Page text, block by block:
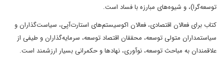
توسعه‌گرا)، و شیوه‌های مبارزه با فساد است.
کتاب برای فعالان اقتصادی، فعالان اکوسیستم‌های استارت‌آپی، سیاست‌گذاران و
سیاستمداران متولی توسعه، محققان اقتصاد توسعه، سرمایه‌گذاران و طیفی از
علاقمندان به مباحث توسعه، نوآوری، نهادها و حکمرانی بسیار ارزشمند است.